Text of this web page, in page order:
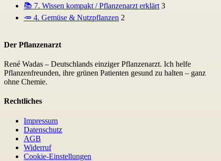
📚 7. Wissen kompakt / Pflanzenarzt erklärt 3
🥕 4. Gemüse & Nutzpflanzen 2
Der Pflanzenarzt
René Wadas – Deutschlands einziger Pflanzenarzt. Ich helfe
Pflanzenfreunden, ihre grünen Patienten gesund zu halten – ganz
ohne Chemie.
Rechtliches
Impressum
Datenschutz
AGB
Widerruf
Cookie-Einstellungen